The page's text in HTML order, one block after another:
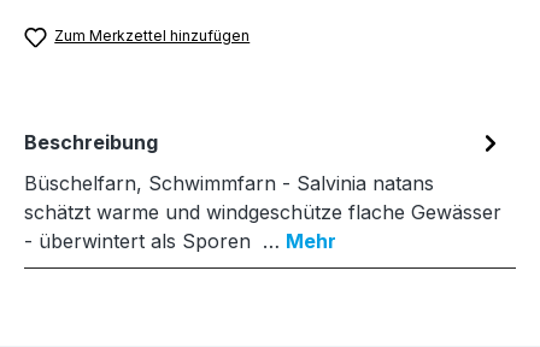
Zum Merkzettel hinzufügen
Beschreibung
Büschelfarn, Schwimmfarn - Salvinia natans
schätzt warme und windgeschütze flache Gewässer
- überwintert als Sporen … Mehr